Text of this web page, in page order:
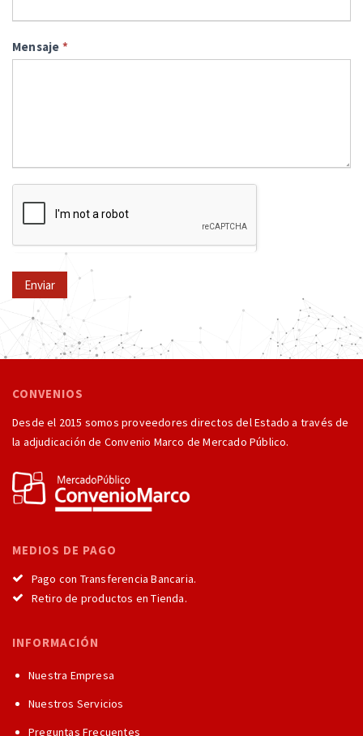
Mensaje *
Enviar
CONVENIOS
Desde el 2015 somos proveedores directos del Estado a través de
la adjudicación de Convenio Marco de Mercado Público.
MEDIOS DE PAGO
Pago con Transferencia Bancaria.
Retiro de productos en Tienda.
INFORMACIÓN
Nuestra Empresa
Nuestros Servicios
Preguntas Frecuentes